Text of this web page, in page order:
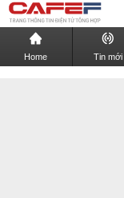
Home Tin mới